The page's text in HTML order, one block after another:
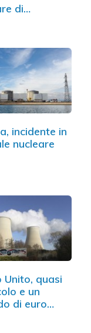
di
incidente in
nucleare
Unito, quasi
e un
di euro…